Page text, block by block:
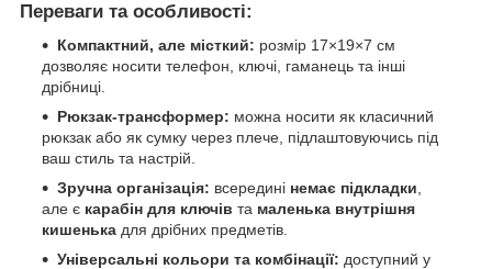
Переваги та особливості:
Компактний, але місткий: розмір 17×19×7 см
дозволяє носити телефон, ключі, гаманець та інші
дрібниці.
Рюкзак-трансформер: можна носити як класичний
рюкзак або як сумку через плече, підлаштовуючись під
ваш стиль та настрій.
Зручна організація: всередині немає підкладки
але є карабін для ключів та маленька внутрішня
кишенька для дрібних предметів.
Універсальні кольори та комбінації: доступний у